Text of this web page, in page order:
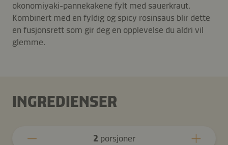
okonomiyaki-pannekakene fylt med sauerkraut.
Kombinert med en fyldig og spicy rosinsaus blir dette
en fusjonsrett som gir deg en opplevelse du aldri vil
glemme.
INGREDIENSER
2 porsjoner